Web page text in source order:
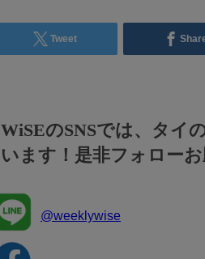
Tweet
WiSEのSNSでは、タイ
います！是非フォローお
@weeklywise